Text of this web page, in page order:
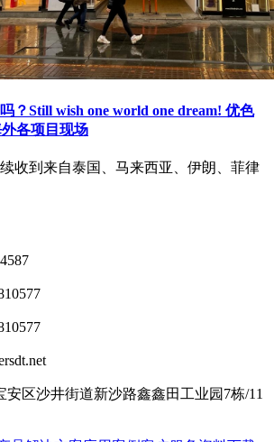
？Still wish one world one dream! 优色
各项目现场
收到来自泰国、马来西亚、伊朗、菲律
安区沙井街道新沙路鑫鑫田工业园7栋/11